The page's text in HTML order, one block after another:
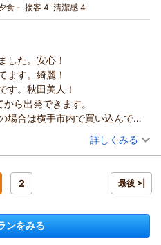
一人あたり/税込)
泊頂き誠にありがとうござい
っていただいたようで何より
おります。
（返信日：2025/11/27）
食 - 接客 4 清潔感 4
した。安心！
ます。綺麗！
す。秋田美人！
ら出発できます。
場合は横手市内で買い込んでお
（投稿日：2025/09/27）
る素泊まりプラン ～源泉温泉で温まる
詳しくみる
2 最後 >|
ンをみる